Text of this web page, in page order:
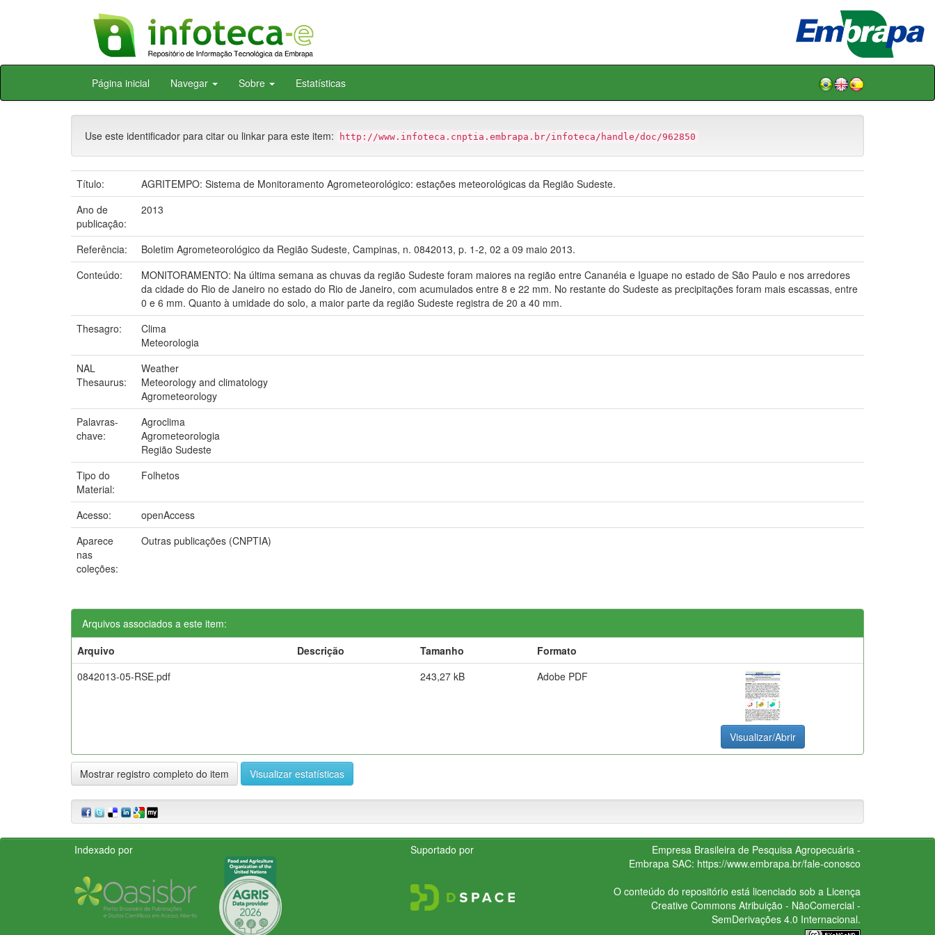
Skip
Página inicial Navegar Sobre Estatísticas
Use este identificador para citar ou linkar para este item: http://www.infoteca.cnptia.embrapa.br/infoteca/handle/doc/962850
Título:
AGRITEMPO: Sistema de Monitoramento Agrometeorológico: estações meteorológicas da Região Sudeste.
Ano de
publicação:
2013
Referência:
Boletim Agrometeorológico da Região Sudeste, Campinas, n. 0842013, p. 1-2, 02 a 09 maio 2013.
Conteúdo:
MONITORAMENTO: Na última semana as chuvas da região Sudeste foram maiores na região entre Cananéia e Iguape no estado de São Paulo e nos arredores
da cidade do Rio de Janeiro no estado do Rio de Janeiro, com acumulados entre 8 e 22 mm. No restante do Sudeste as precipitações foram mais escassas, entre
0 e 6 mm. Quanto à umidade do solo, a maior parte da região Sudeste registra de 20 a 40 mm.
Thesagro:
Clima
Meteorologia
NAL
Thesaurus:
Weather
Meteorology and climatology
Agrometeorology
Palavras-
chave:
Agroclima
Agrometeorologia
Região Sudeste
Tipo do
Material:
Folhetos
Acesso:
openAccess
Aparece
nas
coleções:
Outras publicações (CNPTIA)
Arquivos associados a este item:
Arquivo
Descrição Tamanho
Formato
0842013-05-RSE.pdf
243,27 kB Adobe PDF
Visualizar/Abrir
Mostrar registro completo do item Visualizar estatísticas
Indexado por Suportado por
Empresa Brasileira de Pesquisa Agropecuária -
Embrapa SAC: https://www.embrapa.br/fale-conosco
O conteúdo do repositório está licenciado sob a Licença
Creative CommonsAtribuição - NãoComercial -
SemDerivações 4.0 Internacional.